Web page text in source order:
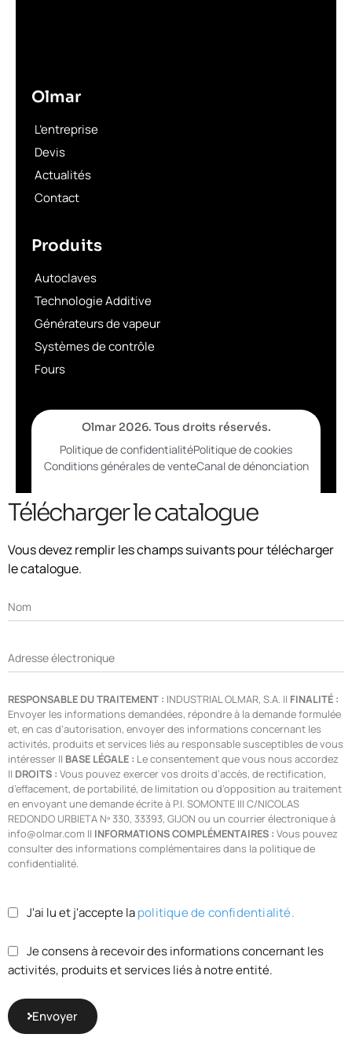
Olmar
L’entreprise
Devis
Actualités
Contact
Produits
Autoclaves
Technologie Additive
Générateurs de vapeur
Systèmes de contrôle
Fours
Olmar 2026. Tous droits réservés.
Politique de confidentialitéPolitique de cookies
Conditions générales de venteCanal de dénonciation
Télécharger le catalogue
Vous devez remplir les champs suivants pour télécharger
le catalogue.
Nom
Adresse électronique
RESPONSABLE DU TRAITEMENT : INDUSTRIAL OLMAR, S.A. || FINALITÉ :
Envoyer les informations demandées, répondre à la demande formulée
et, en cas d’autorisation, envoyer des informations concernant les
activités, produits et services liés au responsable susceptibles de vous
intéresser || BASE LÉGALE : Le consentement que vous nous accordez
|| DROITS : Vous pouvez exercer vos droits d’accès, de rectification,
d’effacement, de portabilité, de limitation ou d’opposition au traitement
en envoyant une demande écrite à P.I. SOMONTE III C/NICOLAS
REDONDO URBIETA Nº 330, 33393, GIJON ou un courrier électronique à
info@olmar.com || INFORMATIONS COMPLÉMENTAIRES : Vous pouvez
consulter des informations complémentaires dans la politique de
confidentialité.
J'ai lu et j'accepte lapolitique de confidentialité.
Je consens à recevoir des informations concernant les
activités, produits et services liés à notre entité.
Envoyer